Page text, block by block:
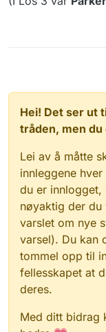
Hei! Det ser ut
tråden, men
Lei av å måtte
innleggene
du er
nøyaktig der du
varslet om nye
varsel). Du kan
tommel opp til
fellesskapet at
deres.
Med ditt bidrag